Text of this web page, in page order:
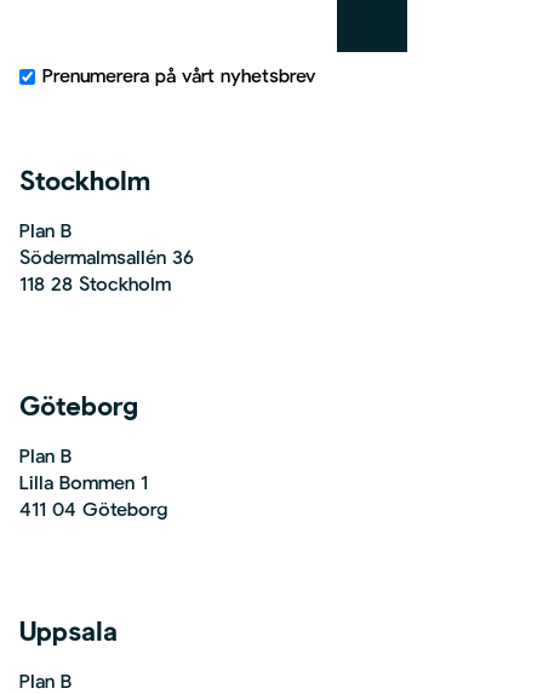
Prenumerera på vårt nyhetsbrev
Stockholm
Plan B
Södermalmsallén 36
118 28 Stockholm
Göteborg
Plan B
Lilla Bommen 1
411 04 Göteborg
Uppsala
Plan B